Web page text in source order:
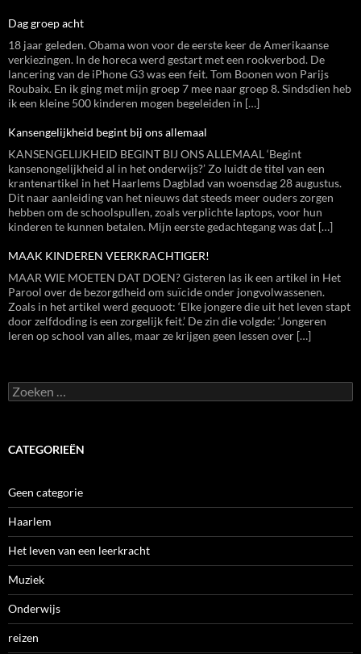
Dag groep acht
18 jaar geleden. Obama won voor de eerste keer de Amerikaanse
verkiezingen. In de horeca werd gestart met een rookverbod. De
lancering van de iPhone G3 was een feit. Tom Boonen won Parijs
Roubaix. En ik ging met mijn groep 7 mee naar groep 8. Sindsdien heb
ik een kleine 500 kinderen mogen begeleiden in […]
Kansengelijkheid begint bij ons allemaal
KANSENGELIJKHEID BEGINT BIJ ONS ALLEMAAL ‘Begint
kansenongelijkheid al in het onderwijs?’ Zo luidt de titel van een
krantenartikel in het Haarlems Dagblad van woensdag 28 augustus.
Dit naar aanleiding van het nieuws dat steeds meer ouders zorgen
hebben om de schoolspullen, zoals verplichte laptops, voor hun
kinderen te kunnen betalen. Mijn eerste gedachtegang was dat […]
MAAK KINDEREN VEERKRACHTIGER!
MAAR WIE MOETEN DAT DOEN? Gisteren las ik een artikel in Het
Parool over de bezorgdheid om suïcide onder jongvolwassenen.
Zoals in het artikel werd gequoot: ‘Elke jongere die uit het leven stapt
door zelfdoding is een zorgelijk feit.’ De zin die volgde: ‘Jongeren
leren op school van alles, maar ze krijgen geen lessen over […]
Zoeken
naar:
CATEGORIEËN
Geen categorie
Haarlem
Het leven van een leerkracht
Muziek
Onderwijs
reizen